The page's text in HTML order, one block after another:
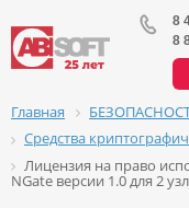
8
8
Главная
Средства
Лицензия на право
NGate версии 1.0 для 2